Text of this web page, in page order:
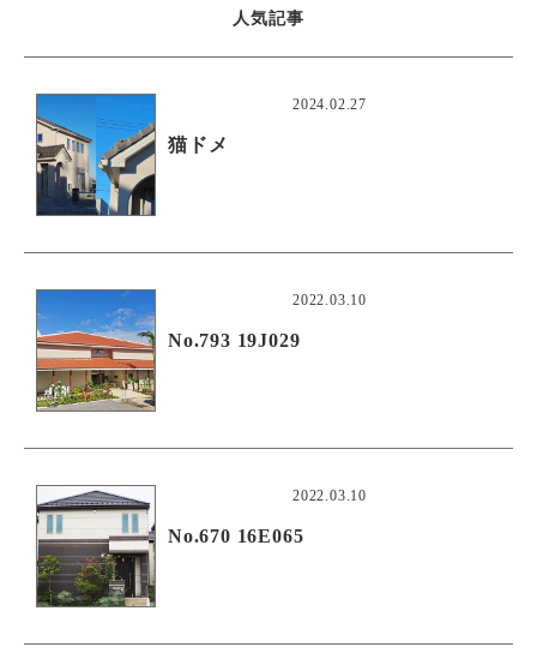
人気記事
2024.02.27
猫ドメ
2022.03.10
No.793 19J029
2022.03.10
No.670 16E065